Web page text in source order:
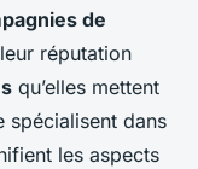
de
réputation
qu’elles mettent
spécialisent dans
les aspects